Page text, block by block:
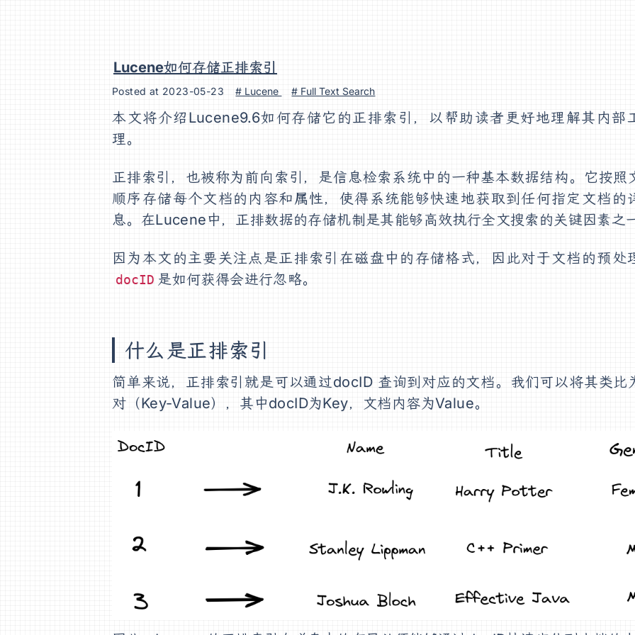
Lucene如何存储正排索引
Posted at 2023-05-23 # Lucene # Full Text Search
本文将介绍Lucene9.6如何存储它的正排索引，以帮助读者更好地理解其内部
理。
正排索引，也被称为前向索引，是信息检索系统中的一种基本数据结构。它按照
顺序存储每个文档的内容和属性，使得系统能够快速地获取到任何指定文档的
息。在Lucene中，正排数据的存储机制是其能够高效执行全文搜索的关键因素之
因为本文的主要关注点是正排索引在磁盘中的存储格式，因此对于文档的预处
docID 是如何获得会进行忽略。
什么是正排索引
简单来说，正排索引就是可以通过docID 查询到对应的文档。我们可以将其类比
对（Key-Value），其中docID为Key，文档内容为Value。